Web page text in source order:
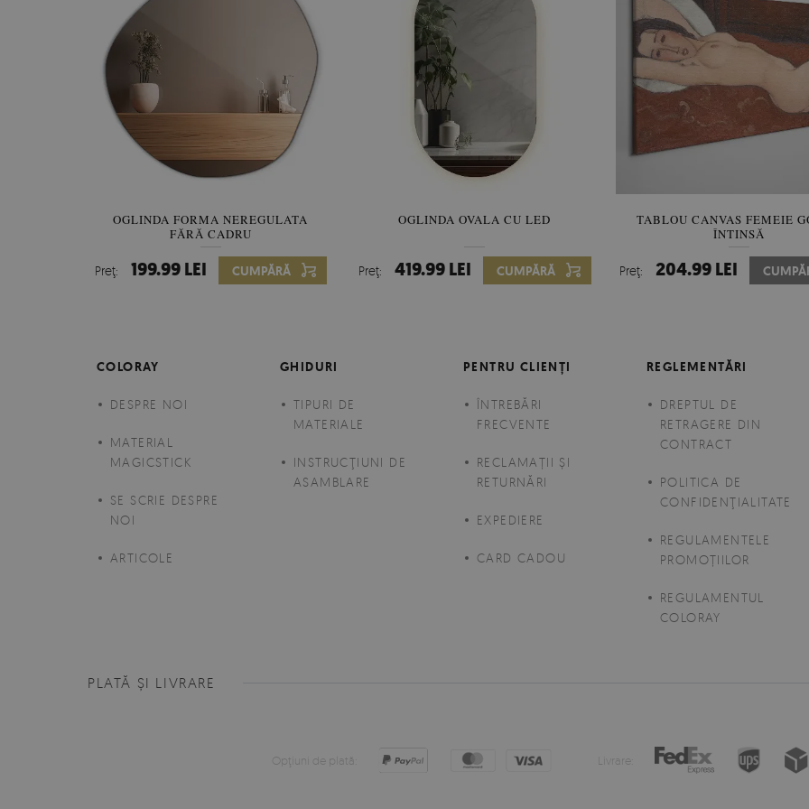
OGLINDA FORMA NEREGULATA
FĂRĂ CADRU
Preţ: 199.99 LEI CUMPĂRĂ
OGLINDA OVALA CU LED
Preţ: 419.99 LEI CUMPĂRĂ
OGLINDA FORMA
Preţ: 434.99 LEI
TABLOU CANVAS FEMEIE
ÎNTINSĂ
Preţ: 204.99 LEI
COLORAY
DESPRE NOI
MATERIAL
MAGICSTICK
SE SCRIE DESPRE
NOI
ARTICOLE
GHIDURI
TIPURI DE
MATERIALE
INSTRUCŢIUNI DE
ASAMBLARE
PENTRU CLIENȚI
ÎNTREBĂRI
FRECVENTE
RECLAMAȚII ȘI
RETURNĂRI
EXPEDIERE
CARD CADOU
REGLEMENTĂRI
DREPTUL DE
RETRAGERE DIN
CONTRACT
POLITICA DE
CONFIDENŢIALITATE
REGULAMENTELE
PROMOȚIILOR
REGULAMENTUL
COLORAY
PLATĂ ȘI LIVRARE
Opţiuni de plată: Livrare: